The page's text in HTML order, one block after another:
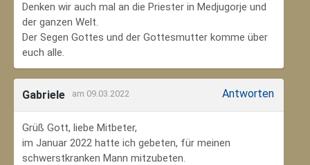
Denken wir auch mal an die Priester in Medjugorje und
der ganzen Welt.
Der Segen Gottes und der Gottesmutter komme über
euch alle.
Gabriele am 09.03.2022 Antworten
Grüß Gott, liebe Mitbeter,
im Januar 2022 hatte ich gebeten, für meinen
schwerstkranken Mann mitzubeten.